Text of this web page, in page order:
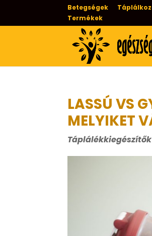
Betegségek
Termékek
LASSÚ VS
MELYIKET
Táplálékkiegészítők